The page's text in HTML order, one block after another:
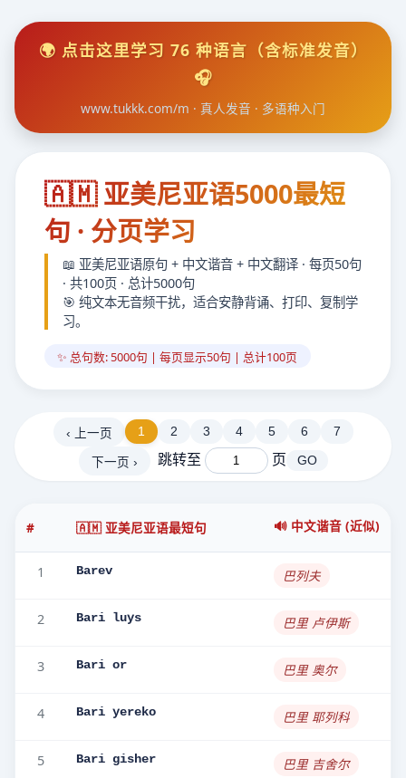
🌍 点击这里学习 76 种语言（含标准发音）
🎧
www.tukkk.com/m · 真人发音 · 多语种入门
🇦🇲 亚美尼亚语5000最短
句 · 分页学习
📖 亚美尼亚语原句 + 中文谐音 + 中文翻译 · 每页50句
· 共100页 · 总计5000句
🎯 纯文本无音频干扰，适合安静背诵、打印、复制学
习。
✨ 总句数: 5000句 | 每页显示50句 | 总计100页
‹ 上一页 1 2 3 4 5 6 7
下一页 › 跳转至 页 GO
# 🇦🇲 亚美尼亚语最短句 🔊 中文谐音 (近似)
1 Barev 巴列夫
2 Bari luys 巴里 卢伊斯
3 Bari or 巴里 奥尔
4 Bari yereko 巴里 耶列科
5 Bari gisher 巴里 吉舍尔